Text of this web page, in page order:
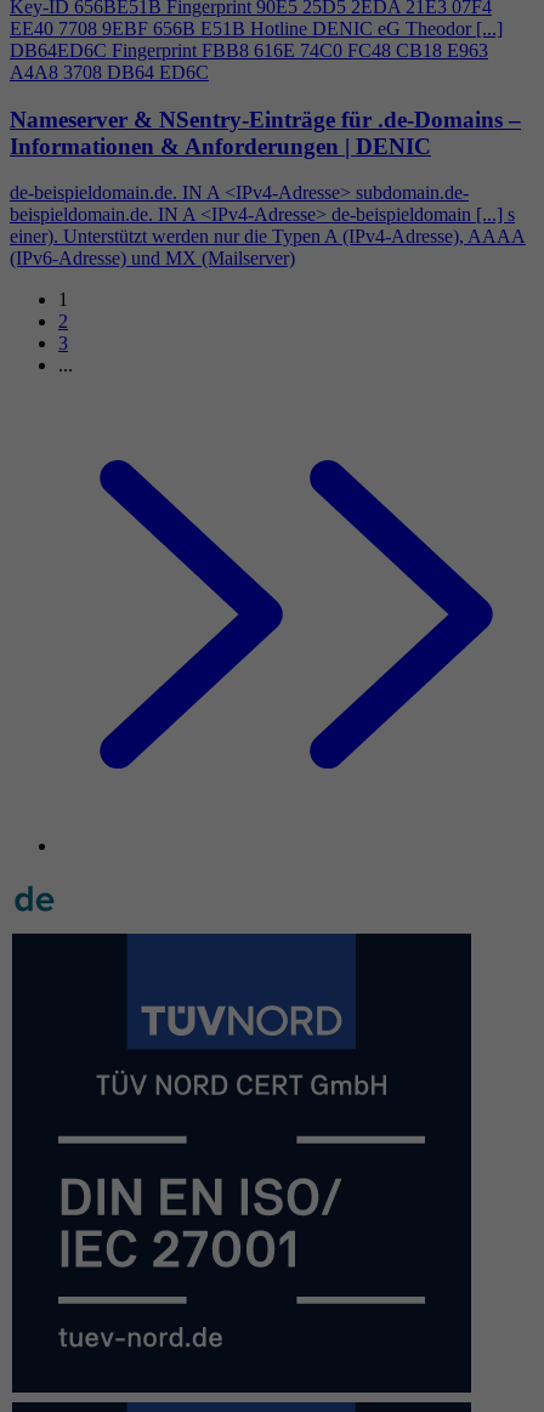
Key-ID 656BE51B Fingerprint 90E5 25D5 2EDA 21E3 07F4
EE40 7708 9EBF 656B E51B Hotline DENIC eG Theodor [...]
DB64ED6C Fingerprint FBB8 616E 74C0 FC48 CB18 E963
A4A8 3708 DB64 ED6C
Nameserver & NSentry-Einträge für .de-Domains –
Informationen & Anforderungen | DENIC
de-beispieldomain.de. IN A <IPv4-Adresse> subdomain.de-
beispieldomain.de. IN A <IPv4-Adresse> de-beispieldomain [...] s
einer). Unterstützt werden nur die Typen A (IPv4-Adresse), AAAA
(IPv6-Adresse) und MX (Mailserver)
1
2
3
...